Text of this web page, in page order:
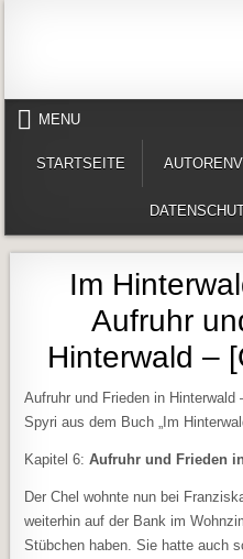
MENU
STARTSEITE
Im
Aufruhr
Hinterwald –
Aufruhr und Frieden in
Spyri aus dem Buch „Im
Kapitel 6:Aufruhr und Frieden
Der Chel wohnte nun bei
weiterhin auf der Bank im
Stübchen haben. Sie hatte auch